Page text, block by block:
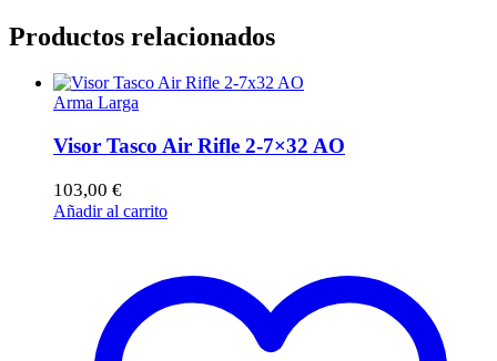
Productos relacionados
Arma Larga
Visor Tasco Air Rifle 2-7×32 AO
103,00 €
Añadir al carrito